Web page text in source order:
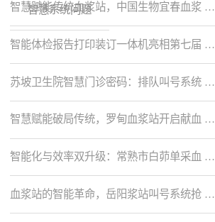
智慧系统问题
智慧赋能传统血浆站，中国生物宜春血浆 …
智能体检报告打印装订一体机亮相第七届 …
苏坡卫生院智慧门诊密码：排队叫号系统 …
智慧赋能破局传统，罗甸血浆站开启献血 …
智能化与效率双升级：常熟市白茆单采血 …
血浆站的智能革命，岳阳浆站叫号系统抢 …